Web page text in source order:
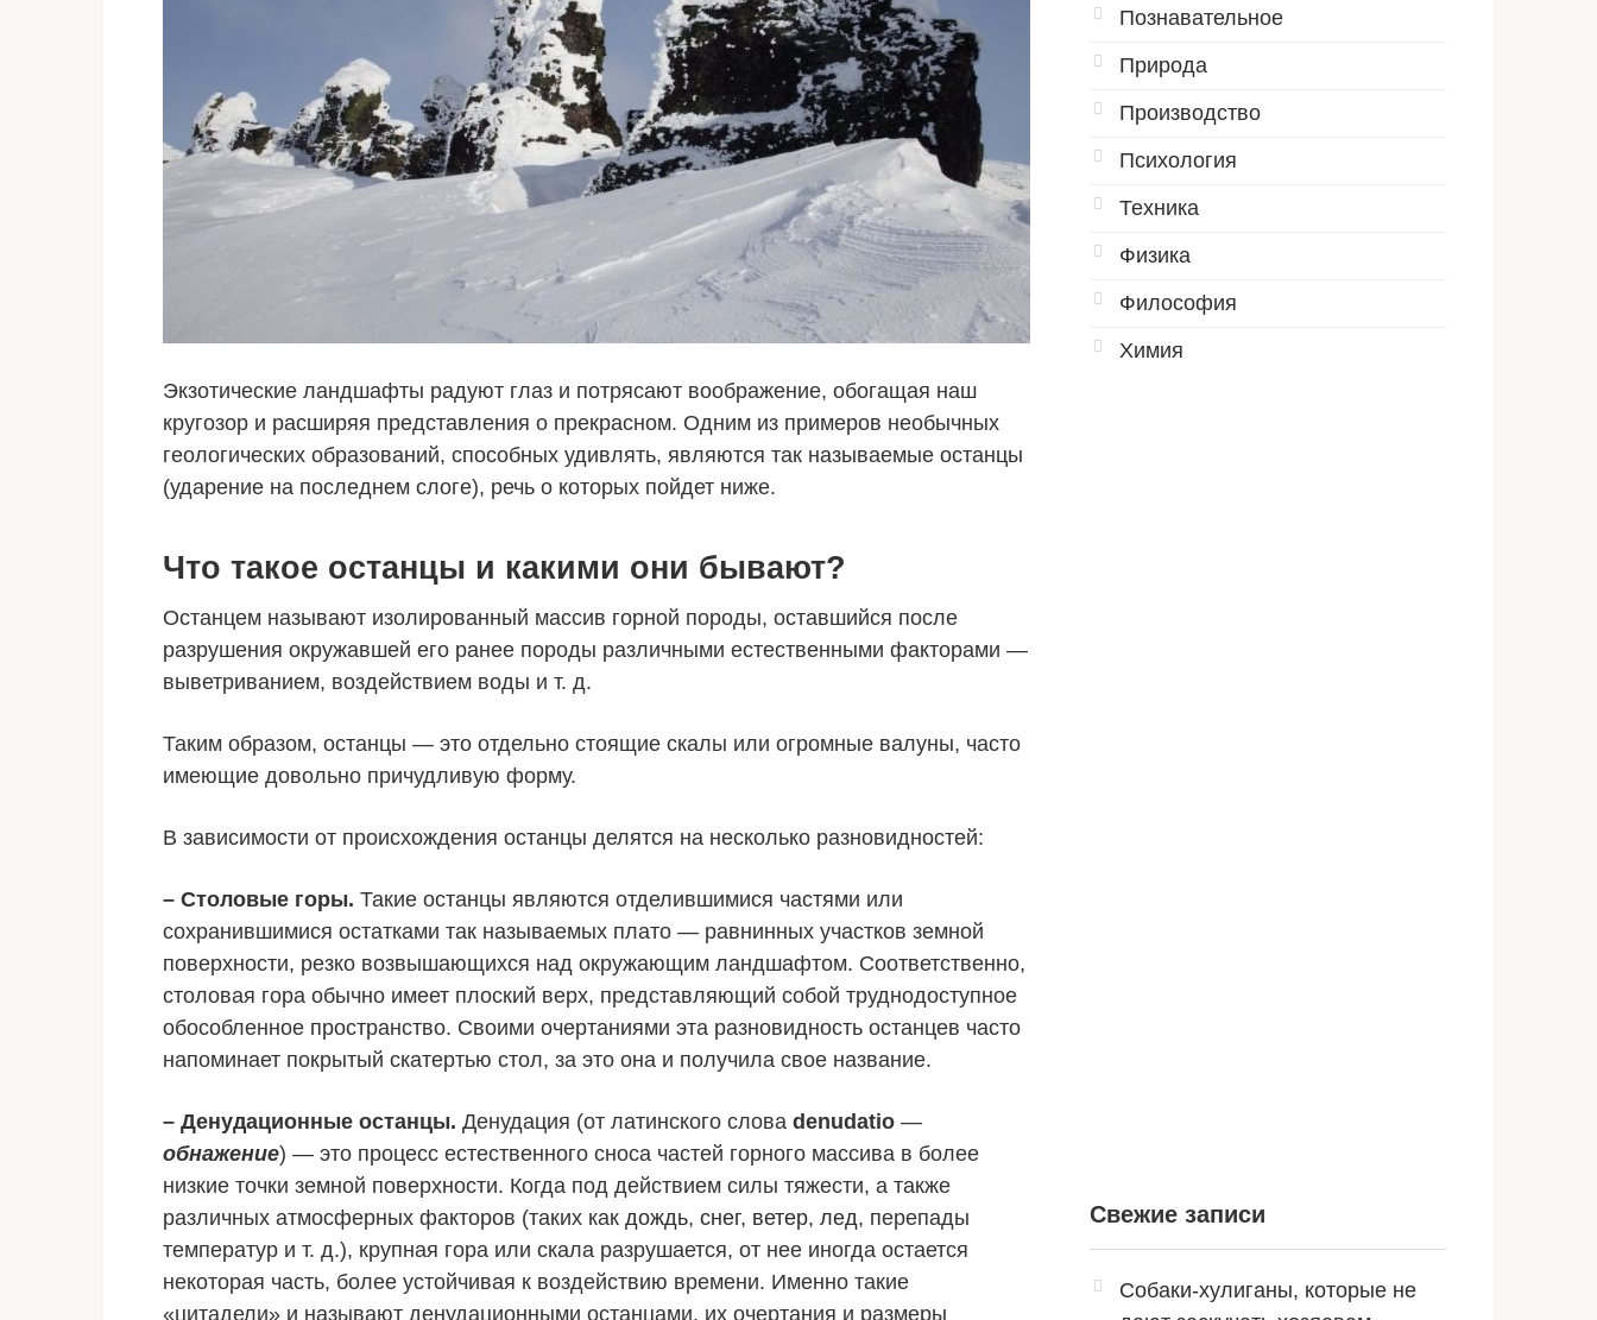
Экзотические ландшафты радуют глаз и потрясают воображение, обогащая наш
кругозор и расширяя представления о прекрасном. Одним из примеров необычных
геологических образований, способных удивлять, являются так называемые останцы
(ударение на последнем слоге), речь о которых пойдет ниже.
Что такое останцы и какими они бывают?
Останцем называют изолированный массив горной породы, оставшийся после
разрушения окружавшей его ранее породы различными естественными факторами —
выветриванием, воздействием воды и т. д.
Таким образом, останцы — это отдельно стоящие скалы или огромные валуны, часто
имеющие довольно причудливую форму.
В зависимости от происхождения останцы делятся на несколько разновидностей:
– Столовые горы. Такие останцы являются отделившимися частями или
сохранившимися остатками так называемых плато — равнинных участков земной
поверхности, резко возвышающихся над окружающим ландшафтом. Соответственно,
столовая гора обычно имеет плоский верх, представляющий собой труднодоступное
обособленное пространство. Своими очертаниями эта разновидность останцев часто
напоминает покрытый скатертью стол, за это она и получила свое название.
– Денудационные останцы. Денудация (от латинского слова denudatio —
обнажение) — это процесс естественного сноса частей горного массива в более
низкие точки земной поверхности. Когда под действием силы тяжести, а также
различных атмосферных факторов (таких как дождь, снег, ветер, лед, перепады
температур и т. д.), крупная гора или скала разрушается, от нее иногда остается
некоторая часть, более устойчивая к воздействию времени. Именно такие
«цитадели» и называют денудационными останцами, их очертания и размеры
Познавательное
Природа
Производство
Психология
Техника
Физика
Философия
Химия
Свежие записи
Собаки-хулиганы, которые не